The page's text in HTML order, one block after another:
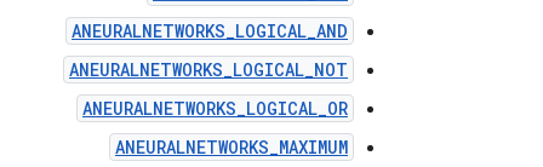
ANEURALNETWORKS_LOGICAL_AND
ANEURALNETWORKS_LOGICAL_NOT
ANEURALNETWORKS_LOGICAL_OR
ANEURALNETWORKS_MAXIMUM